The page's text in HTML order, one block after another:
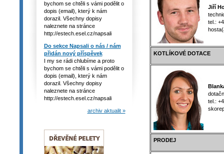
bychom se chtěli s vámi podělit o
dopis (email), který k nám
dorazil. Všechny dopisy
naleznete na stránce
http://estech.esel.cz/napsali
Do sekce Napsali o nás / nám
přidán nový příspěvek
I my se rádi chlubíme a proto
bychom se chtěli s vámi podělit o
dopis (email), který k nám
dorazil. Všechny dopisy
naleznete na stránce
http://estech.esel.cz/napsali
archiv aktualit »
Jiří
tel.:
KOTLÍKOVÉ DOTACE
tel.:
PRODEJ